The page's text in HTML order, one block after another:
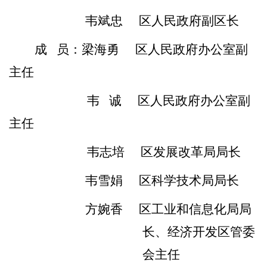
韦斌忠
区人民政府副区长
成
员：梁海勇
区人民政府办公室副
主任
韦
诚
区人民政府办公室副
主任
韦志培
区发展改革局局长
韦雪娟
区科学技术局局长
方婉香
区工业和信息化局局
长、经济开发区管委
会主任